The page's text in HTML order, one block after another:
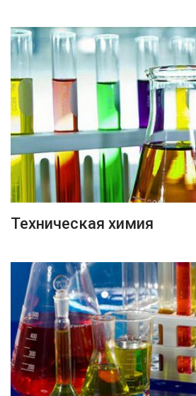
ПОДРОБНЕЕ
Техническая химия